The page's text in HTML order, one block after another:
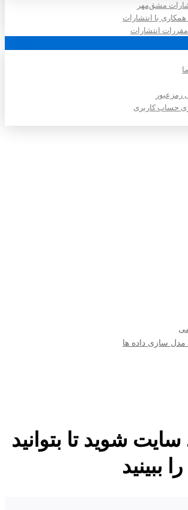
مشق‌مهر
با انتشارات
مقررات انتشارات
رمزعبور
حساب کاربری
سازی داده ها
سایت شوید تا بتوانید
ببینید